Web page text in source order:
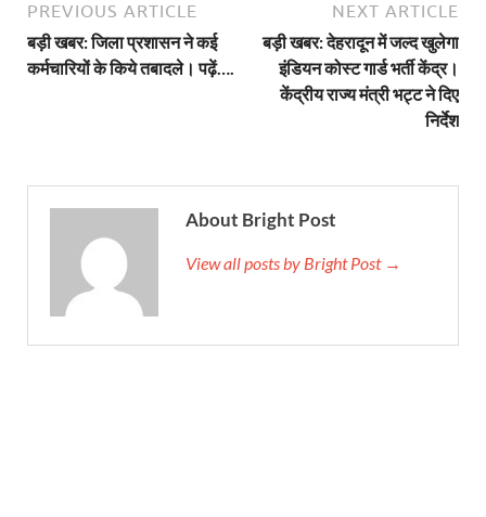
PREVIOUS ARTICLE
बड़ी खबर: जिला प्रशासन ने कई
कर्मचारियों के किये तबादले। पढ़ें….
NEXT ARTICLE
बड़ी खबर: देहरादून में जल्द खुलेगा
इंडियन कोस्ट गार्ड भर्ती केंद्र।
केंद्रीय राज्य मंत्री भट्ट ने दिए
निर्देश
About Bright Post
View all posts by Bright Post →